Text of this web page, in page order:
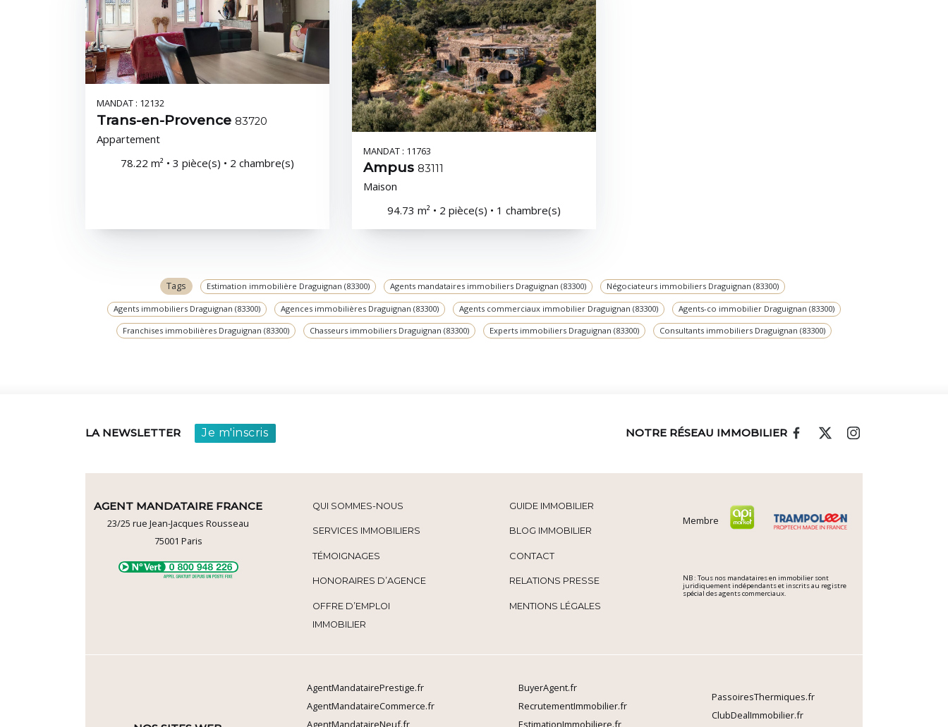
MANDAT : 12132
Trans-en-Provence 83720
Appartement
78.22 m² • 3 pièce(s) • 2 chambre(s)
MANDAT : 11763
Ampus 83111
Maison
94.73 m² • 2 pièce(s) • 1 chambre(s)
Tags Estimation immobilière Draguignan (83300) Agents mandataires immobiliers Draguignan (83300) Négociateurs immobiliers Draguignan (83300)
Agents immobiliers Draguignan (83300) Agences immobilières Draguignan (83300) Agents commerciaux immobilier Draguignan (83300) Agents-co immobilier Draguignan (83300)
Franchises immobilières Draguignan (83300) Chasseurs immobiliers Draguignan (83300) Experts immobiliers Draguignan (83300) Consultants immobiliers Draguignan (83300)
LA NEWSLETTER Je m'inscris NOTRE RÉSEAU IMMOBILIER
AGENT MANDATAIRE FRANCE
23/25 rue Jean-Jacques Rousseau
75001 Paris
QUI SOMMES-NOUS
SERVICES IMMOBILIERS
TÉMOIGNAGES
HONORAIRES D’AGENCE
OFFRE D’EMPLOI
IMMOBILIER
GUIDE IMMOBILIER
BLOG IMMOBILIER
CONTACT
RELATIONS PRESSE
MENTIONS LÉGALES
Membre
NB : Tous nos mandataires en immobilier sont
juridiquement indépendants et inscrits au registre
spécial des agents commerciaux.
AgentMandatairePrestige.fr
AgentMandataireCommerce.fr
AgentMandataireNeuf.fr
BuyerAgent.fr
RecrutementImmobilier.fr
EstimationImmobiliere.fr
PassoiresThermiques.fr
ClubDealImmobilier.fr